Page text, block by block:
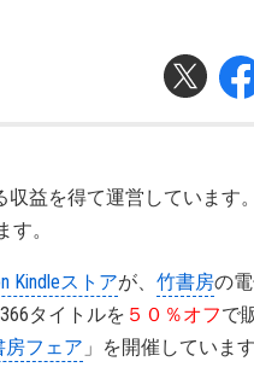
益を得て運営しています
。
Kindleストアが、 竹書房の
タイトルを ５０％オフで
房フェア 」を開催しています